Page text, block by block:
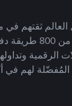
الرقمية
لهم في